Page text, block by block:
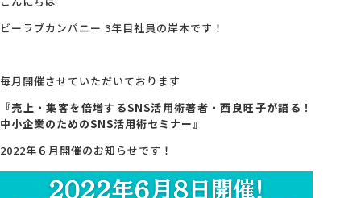
スタッフ紹介
会社概要
アクセス
ビーラブカンパニー 3年目社員の岸本です！
毎月開催させていただいております
『売上・集客を倍増するSNS活用術著者・西良旺子が語る！
中小企業のためのSNS活用術セミナー』
2022年６月開催のお知らせです！